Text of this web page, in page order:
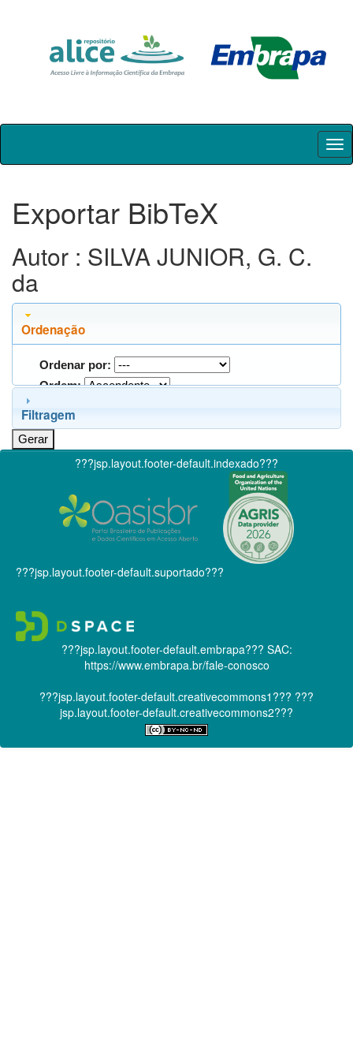
Skip
Exportar BibTeX
Autor : SILVA JUNIOR, G. C.
da
Ordenação
Ordenar por:
Ordem:
Filtragem
???jsp.layout.footer-default.indexado???
???jsp.layout.footer-default.suportado???
???jsp.layout.footer-default.embrapa??? SAC:
https://www.embrapa.br/fale-conosco
???jsp.layout.footer-default.creativecommons1??? ???
jsp.layout.footer-default.creativecommons2???